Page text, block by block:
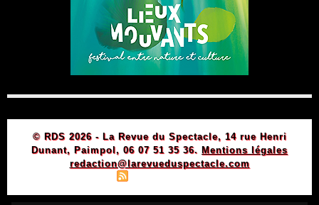
© RDS 2026 - La Revue du Spectacle, 14 rue Henri
Dunant, Paimpol, 06 07 51 35 36. Mentions légales
redaction@larevueduspectacle.com